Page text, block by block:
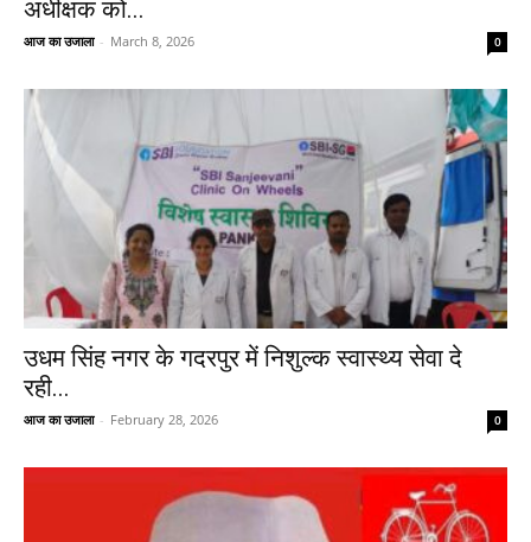
अधीक्षक को...
आज का उजाला - March 8, 2026 0
उधम सिंह नगर के गदरपुर में निशुल्क स्वास्थ्य सेवा दे
रही...
आज का उजाला - February 28, 2026 0